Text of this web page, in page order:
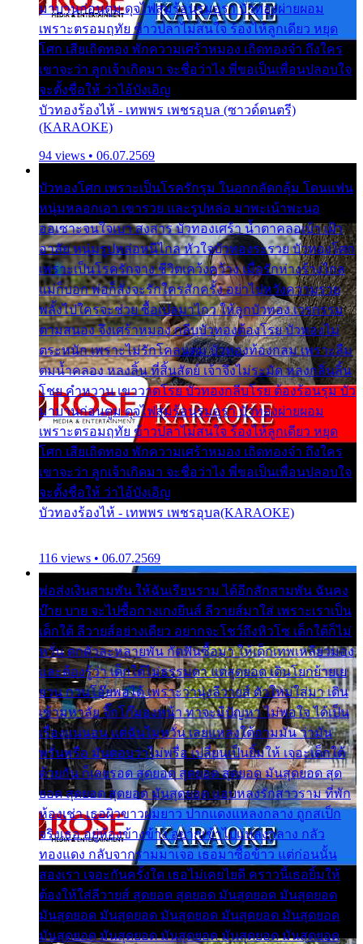
มาบานก่อนตูม ดุจไฟสุมร้อนรุมอุรา บัวทองผ่ายผอม
เพราะตรอมฤทัย ข้าวปลาไม่สนใจ ร้องไห้ลูกเดียว หยุด
โศก เสียเถิดทอง พักความเศร้าหมอง เถิดทองจ๋า ถึงใคร
เขาจะว่า ลูกเจ้าเกิดมา จะชื่อว่าไง พี่ขอเป็นเพื่อนปลอบใจ
จะตั้งชื่อให้ ว่าไอ้บังเอิญ
บัวทองร้องไห้ - เทพพร เพชรอุบล (ซาวด์ดนตรี)
(KARAOKE)
94 views • 06.07.2569
บัวทองโศก เพราะเป็นโรครักรุม ในอกกลัดกลุ้ม โดนแฟน
หนุ่มหลอกเอา เขารวย และรูปหล่อ มาพะเน้าพะนอ
ออเซาะจนใจเบา สงสาร บัวทองเศร้า น้ำตาคลอเบ้า เฝ้า
อาลัย หนุ่มรูปหล่อหนีไกล หัวใจบัวทองระรวย บัวทองโศก
เพราะเป็นโรครักจาง ชีวิตเคว้งคว้าง เมื่อรักห่างร้างไกล
แม่ก็บอก พ่อก็สั่งจะรักใครสักครั้ง อย่าไปหวังความรวย
พลั้งไปใครจะช่วย ซื้อเปลมาไกว ให้ลูกบัวทอง เวรกรรม
ตามสนอง จึงเศร้าหมอง กลีบบัวทองต้องโรย บัวทองไม่
ตระหนัก เพราะไม่รักโคลนตม บัวทองท้องกลม เพราะลืม
ตมน้ำคลอง หลงลิ้น ที่สิ้นสัตย์ เจ้าจึงไม่ระมัด หลงกลิ่นลิ้น
โชย คำหวาน เขาวาดโรย บัวทองกลีบโรย ต้องร้อนรุม บัว
มาบานก่อนตูม ดุจไฟสุมร้อนรุมอุรา บัวทองผ่ายผอม
เพราะตรอมฤทัย ข้าวปลาไม่สนใจ ร้องไห้ลูกเดียว หยุด
โศก เสียเถิดทอง พักความเศร้าหมอง เถิดทองจ๋า ถึงใคร
เขาจะว่า ลูกเจ้าเกิดมา จะชื่อว่าไง พี่ขอเป็นเพื่อนปลอบใจ
จะตั้งชื่อให้ ว่าไอ้บังเอิญ
บัวทองร้องไห้ - เทพพร เพชรอุบล(KARAOKE)
116 views • 06.07.2569
พ่อส่งเงินสามพัน ให้ฉันเรียนราม ได้อีกสักสามพัน ฉันคง
บ๊าย บาย จะไปซื้อกางเกงยีนส์ ลีวายส์มาใส่ เพราะเราเป็น
เด็กใต้ ลีวายส์อย่างเดียว อยากจะโชว์ถึงหิวโซ เด็กใต้ก็ไม่
หวั่น ตกตัวละหลายพัน กัดฟันซื้อมา ให้เด็กเทพเหลียวมอง
และต้องรู้ว่า เด็กใต้ไม่ธรรมดา แต่สุดยอด เดินโยกย้ายเย
ยวน กวนโอ๊ยพอได้ เพราะว่านุ่งลีวายส์ ตัวใหม่ใส่มา เดิน
เข้ามหาลัย จิ๊กโก๊มองหน้า ท่าจะมีปัญหา ไม่พอใจ ได้เป็น
เรื่องแน่นอน แต่ฉันไม่หวั่น เลยแหลงใต้ถามมัน ว่ามัน
พรั่นพรือ มันตอบว่าไม่พรื่อ เปลี่ยนเป็นยิ้มให้ เจอะเด็กใต้
ด้วยกัน ก็เลยรอด สุดยอด สุดยอด สุดยอด มันสุดยอด สุด
ยอด สุดยอด สุดยอด มันสุดยอด แอบหลงรักสาวราม ที่พัก
ห้องเช่า เธอผิวขาวผมยาว ปากแดงแหลงกลาง ถูกสเป็ก
จริงเธอ อยู่ห้องข้างข้าง อยากเข้าไปแหลงกลาง กลัว
ทองแดง กลับจากรามมาเจอ เธอมาซื้อข้าว แต่ก่อนนั้น
สองเรา เจอะกันครั้งใด เธอไม่เคยไยดี คราวนี้เธอยิ้มให้
ต้องให้ใส่ลีวายส์ สุดยอด สุดยอด มันสุดยอด มันสุดยอด
มันสุดยอด มันสุดยอด มันสุดยอด มันสุดยอด มันสุดยอด
มันสุดยอด มันสุดยอด มันสุดยอด มันสุดยอด มันสุดยอด